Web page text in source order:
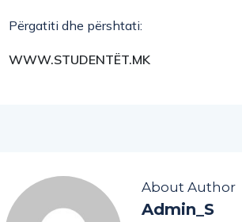
Përgatiti dhe përshtati:
WWW.STUDENTËT.MK
About Author
Admin_S